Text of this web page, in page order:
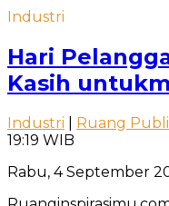
Industri
Hari
Kasih
Industri Ruang
19:19 WIB
Rabu, 4 September